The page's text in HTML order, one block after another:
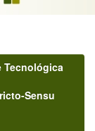
Tecnológica
Sensu